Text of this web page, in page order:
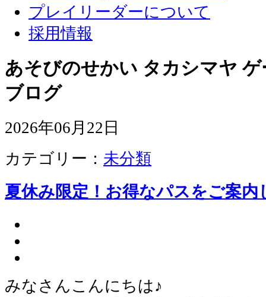
プレイリーダーについて
採用情報
あそびのせかい タカシマヤ
ブログ
2026年06月22日
カテゴリー： 未分類
夏休み限定！お得なパスをご案内
みなさんこんにちは♪